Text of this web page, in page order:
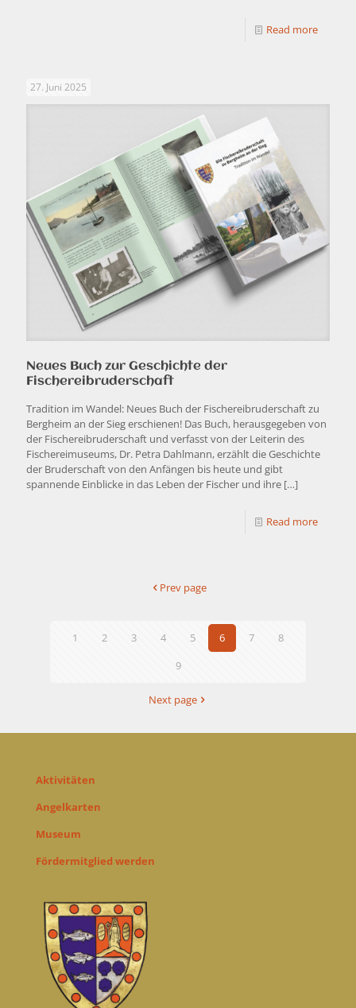
Read more
27. Juni 2025
Neues Buch zur Geschichte der
Fischereibruderschaft
Tradition im Wandel: Neues Buch der Fischereibruderschaft zu
Bergheim an der Sieg erschienen! Das Buch, herausgegeben von
der Fischereibruderschaft und verfasst von der Leiterin des
Fischereimuseums, Dr. Petra Dahlmann, erzählt die Geschichte
der Bruderschaft von den Anfängen bis heute und gibt
spannende Einblicke in das Leben der Fischer und ihre […]
Read more
Prev page
1 2 3 4 5 6 7
8
9
Next page
Aktivitäten
Angelkarten
Museum
Fördermitglied werden